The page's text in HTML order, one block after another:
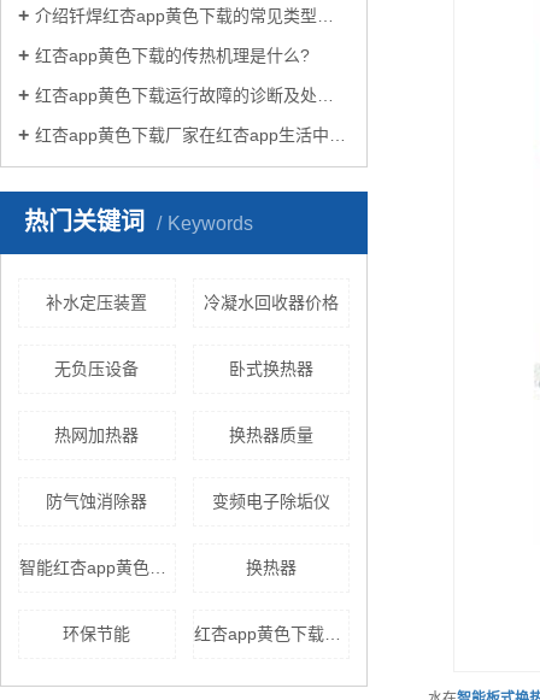
介绍钎焊红杏app黄色下载的常见类型有哪些
红杏app黄色下载的传热机理是什么?
红杏app黄色下载运行故障的诊断及处理方法
红杏app黄色下载厂家在红杏app生活中有哪些作用？
热门关键词 Keywords
补水定压装置 冷凝水回收器价格
无负压设备 卧式换热器
热网加热器 换热器质量
防气蚀消除器 变频电子除垢仪
换热器
环保节能 红杏app黄色下载换热机组